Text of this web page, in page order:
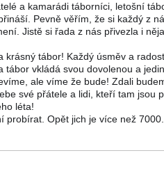
a kamarádi táborníci, letošní
Pevně věřím, že si každý z
Jistě si řada z nás přivezla i
krásný tábor! Každý úsměv a
tábor vkládá svou dovolenou a
ale víme že bude! Zdali
své přátele a lidi, kteří tam jsou
léta!
probírat. Opět jich je více než